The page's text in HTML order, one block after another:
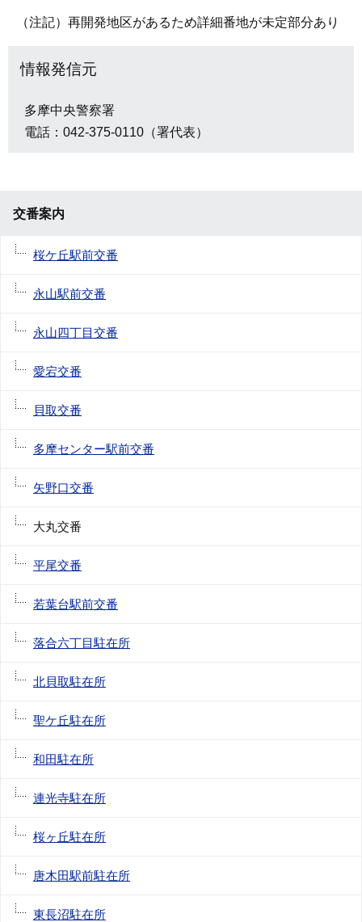
（注記）再開発地区があるため詳細番地が未定部分あり
情報発信元
多摩中央警察署
電話：042-375-0110（署代表）
交番案内
桜ケ丘駅前交番
永山駅前交番
永山四丁目交番
愛宕交番
貝取交番
多摩センター駅前交番
矢野口交番
大丸交番
平尾交番
若葉台駅前交番
落合六丁目駐在所
北貝取駐在所
聖ケ丘駐在所
和田駐在所
連光寺駐在所
桜ヶ丘駐在所
唐木田駅前駐在所
東長沼駐在所